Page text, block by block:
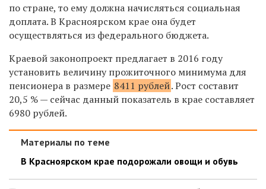
по стране, то ему должна начисляться социальная
доплата. В Красноярском крае она будет
осуществляться из федерального бюджета.
Краевой законопроект предлагает в 2016 году
установить величину прожиточного минимума для
пенсионера в размере 8411 рублей. Рост составит
20,5 % — сейчас данный показатель в крае составляет
6980 рублей.
Материалы по теме
В Красноярском крае подорожали овощи и обувь